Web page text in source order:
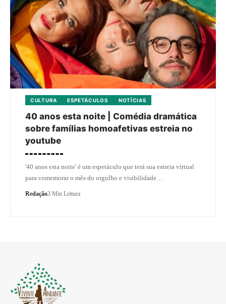
CULTURA ESPETÁCULOS NOTÍCIAS
40 anos esta noite | Comédia dramática
sobre famílias homoafetivas estreia no
youtube
'40 anos esta noite' é um espetáculo que terá sua estreia virtual
para comemorar o mês do orgulho e visibilidade…
Redação3 Min Leitura